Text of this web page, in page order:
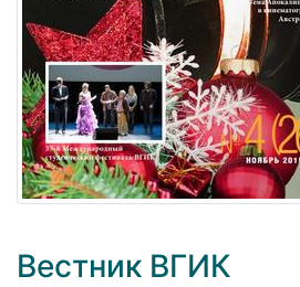
Вестник ВГИК